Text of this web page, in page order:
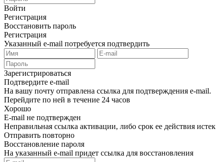
Войти
Регистрация
Восстановить пароль
Регистрация
Указанный e-mail потребуется подтвердить
Зарегистрироваться
Подтвердите e-mail
На вашу почту отправлена ссылка для подтверждения e-mail.
Перейдите по ней в течение 24 часов
Хорошо
E-mail не подтвержден
Неправильная ссылка активации, либо срок ее действия истек
Отправить повторно
Восстановление пароля
На указанный e-mail придет ссылка для восстановления